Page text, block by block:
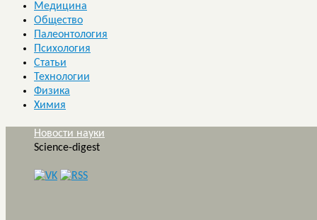
Медицина
Общество
Палеонтология
Психология
Статьи
Технологии
Физика
Химия
Новости науки
Science-digest